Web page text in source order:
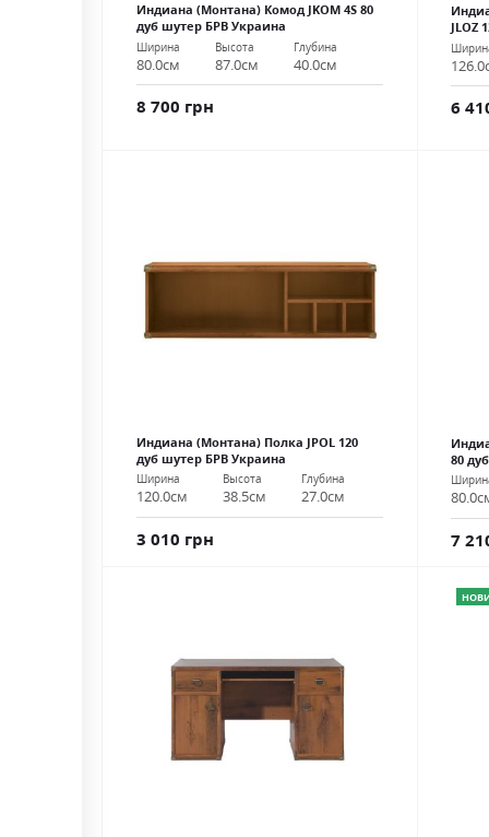
Индиана (Монтана) Комод JKOM 4S 80
дуб шутер БРВ Украина
Ширина
80.0см
Высота
87.0см
Глубина
40.0см
8 700 грн
JLOZ
6
Индиана (Монтана) Полка JPOL 120
дуб шутер БРВ Украина
Ширина
120.0см
Высота
38.5см
Глубина
27.0см
3 010 грн
80
7